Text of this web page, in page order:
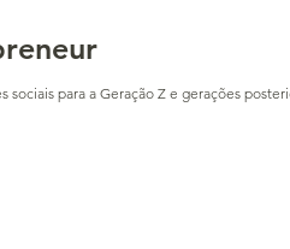
sociais para a Geração Z e gerações